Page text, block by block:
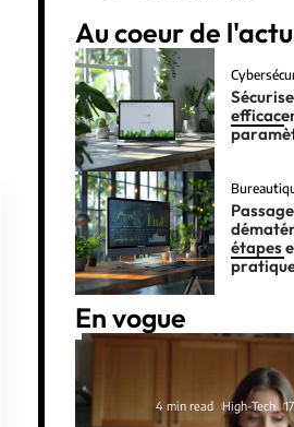
Au coeur de l'actu
étapes
En vogue
4 min read High-Tech